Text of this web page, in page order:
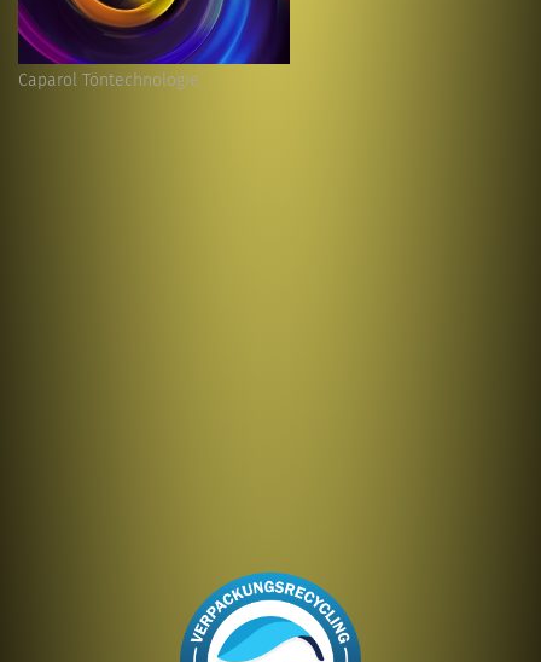
Caparol Töntechnologie